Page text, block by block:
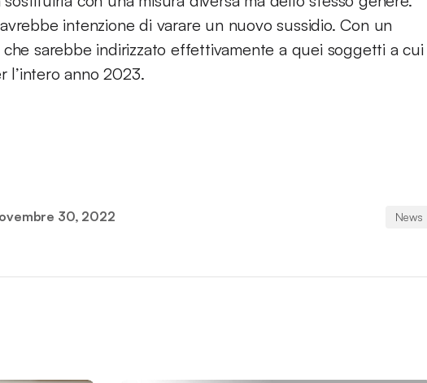
intenzione di varare un nuovo sussidio. Con un
sarebbe indirizzato effettivamente a quei soggetti a cui
l’intero anno 2023.
30, 2022 News